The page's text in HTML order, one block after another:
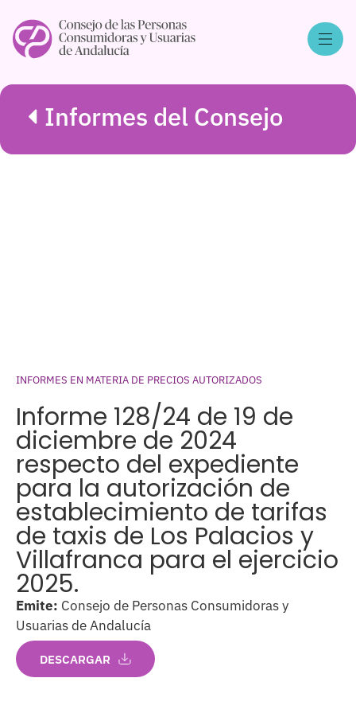
Informes del Consejo
INFORMES EN MATERIA DE PRECIOS AUTORIZADOS
Informe 128/24 de 19 de
diciembre de 2024
respecto del expediente
para la autorización de
establecimiento de tarifas
de taxis de Los Palacios y
Villafranca para el ejercicio
2025.
Emite: Consejo de Personas Consumidoras y
Usuarias de Andalucía
DESCARGAR